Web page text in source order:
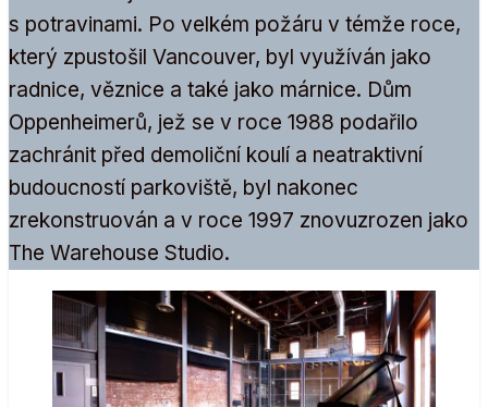
s potravinami. Po velkém požáru v témže roce,
který zpustošil Vancouver, byl využíván jako
radnice, věznice a také jako márnice. Dům
Oppenheimerů, jež se v roce 1988 podařilo
zachránit před demoliční koulí a neatraktivní
budoucností parkoviště, byl nakonec
zrekonstruován a v roce 1997 znovuzrozen jako
The Warehouse Studio.